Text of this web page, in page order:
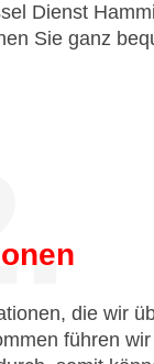
Dienst
Sie ganz
die wir
führen